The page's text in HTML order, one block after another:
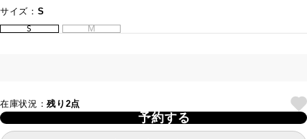
サイズ： S
S
M
在庫状況：残り2点
予約する